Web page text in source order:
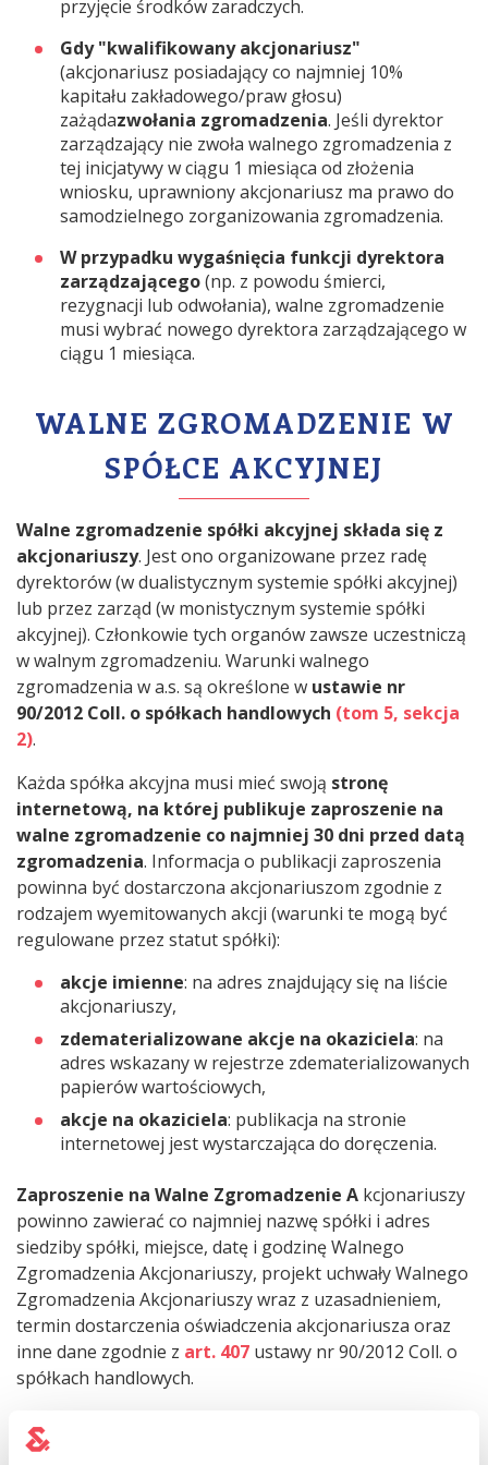
przyjęcie środków zaradczych.
Gdy "kwalifikowany akcjonariusz"
(akcjonariusz posiadający co najmniej 10%
kapitału zakładowego/praw głosu)
zażądazwołania zgromadzenia. Jeśli dyrektor
zarządzający nie zwoła walnego zgromadzenia z
tej inicjatywy w ciągu 1 miesiąca od złożenia
wniosku, uprawniony akcjonariusz ma prawo do
samodzielnego zorganizowania zgromadzenia.
W przypadku wygaśnięcia funkcji dyrektora
zarządzającego(np. z powodu śmierci,
rezygnacji lub odwołania), walne zgromadzenie
musi wybrać nowego dyrektora zarządzającego w
ciągu 1 miesiąca.
WALNE ZGROMADZENIE W
SPÓŁCE AKCYJNEJ
Walne zgromadzenie spółki akcyjnej składa się z
akcjonariuszy. Jest ono organizowane przez radę
dyrektorów (w dualistycznym systemie spółki akcyjnej)
lub przez zarząd (w monistycznym systemie spółki
akcyjnej). Członkowie tych organów zawsze uczestniczą
w walnym zgromadzeniu. Warunki walnego
zgromadzenia w a.s. są określone w ustawie nr
90/2012 Coll. o spółkach handlowych (tom 5, sekcja
2).
Każda spółka akcyjna musi mieć swoją stronę
internetową, na której publikuje zaproszenie na
walne zgromadzenie co najmniej 30 dni przed datą
zgromadzenia. Informacja o publikacji zaproszenia
powinna być dostarczona akcjonariuszom zgodnie z
rodzajem wyemitowanych akcji (warunki te mogą być
regulowane przez statut spółki):
akcje imienne: na adres znajdujący się na liście
akcjonariuszy,
zdematerializowane akcje na okaziciela: na
adres wskazany w rejestrze zdematerializowanych
papierów wartościowych,
akcje na okaziciela: publikacja na stronie
internetowej jest wystarczająca do doręczenia.
Zaproszenie na Walne Zgromadzenie A kcjonariuszy
powinno zawierać co najmniej nazwę spółki i adres
siedziby spółki, miejsce, datę i godzinę Walnego
Zgromadzenia Akcjonariuszy, projekt uchwały Walnego
Zgromadzenia Akcjonariuszy wraz z uzasadnieniem,
termin dostarczenia oświadczenia akcjonariusza oraz
inne dane zgodnie z art. 407 ustawy nr 90/2012 Coll. o
spółkach handlowych.
Musisz napisać zaproszenie i nie masz na to